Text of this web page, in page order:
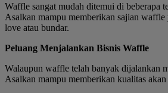
Waffle sangat mudah ditemui di beberapa
Asalkan mampu memberikan sajian
love atau bundar.
Peluang Menjalankan Bisnis Waffle
Walaupun waffle telah banyak dijalankan
Asalkan mampu memberikan kualitas